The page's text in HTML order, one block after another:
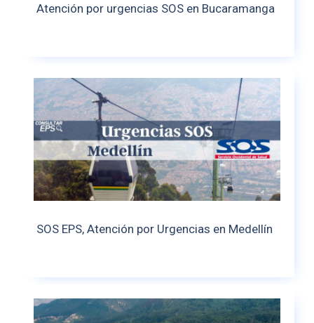
Atención por urgencias SOS en Bucaramanga
SOS EPS, Atención por Urgencias en Medellín